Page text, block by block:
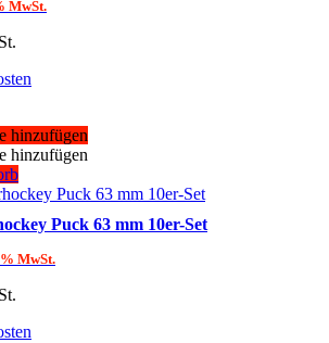
MwSt.
hinzufügen
hinzufügen
Puck 63 mm 10er-Set
MwSt.